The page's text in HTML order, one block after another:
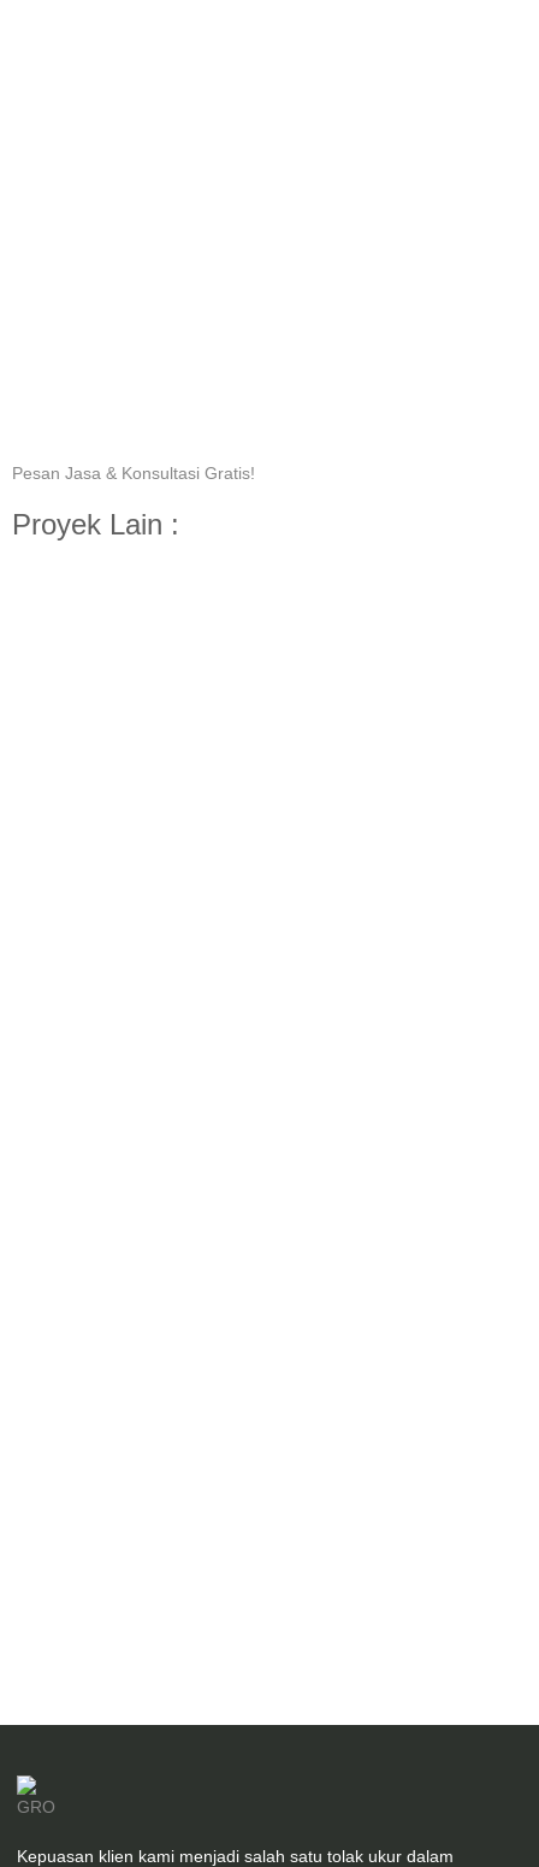
Pesan Jasa & Konsultasi Gratis!
Proyek Lain :
Kepuasan klien kami menjadi salah satu tolak ukur dalam